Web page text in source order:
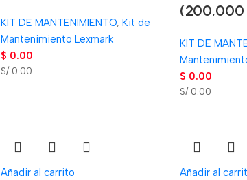
KIT DE MANTENIMIENTO, Kit de
Mantenimiento Lexmark
$ 0.00
S/ 0.00
(200,000
KIT DE
$ 0.00
S/ 0.00
Añadir al carrito Añadir al